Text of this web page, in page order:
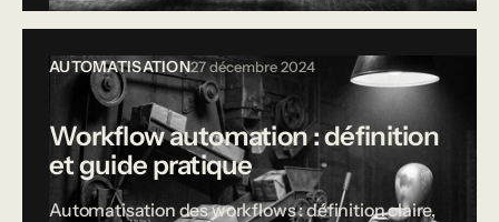
AUTOMATISATION27 décembre 2024
Workflow automation : définition
et guide pratique
Automatisation des workflows : définition claire,